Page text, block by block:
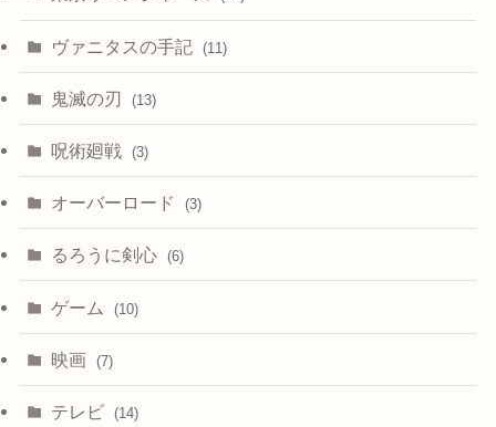
ヴァニタスの手記 (11)
鬼滅の刃 (13)
呪術廻戦 (3)
オーバーロード (3)
るろうに剣心 (6)
ゲーム (10)
映画 (7)
テレビ (14)